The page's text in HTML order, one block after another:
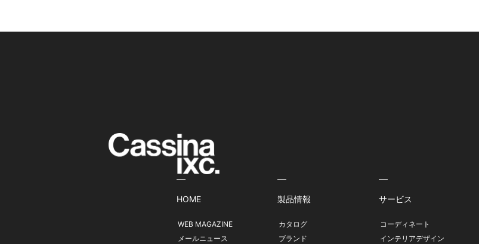
HOME
WEB MAGAZINE
メールニュース
製品情報
カタログ
ブランド
サービス
コーディネート
インテリアデザイン